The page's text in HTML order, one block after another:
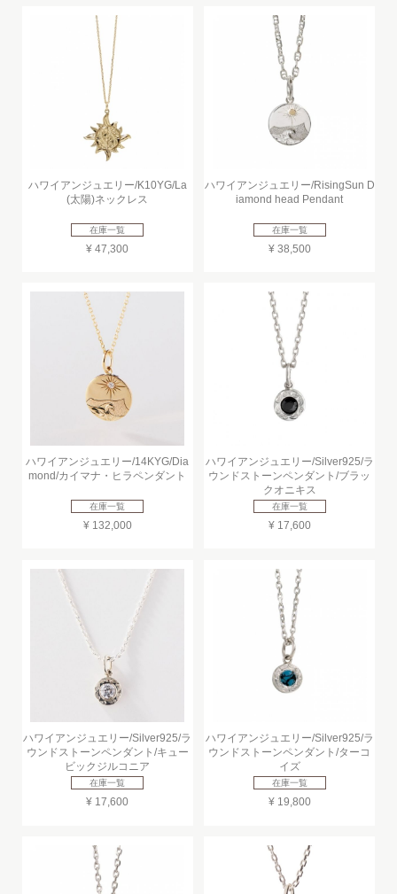
ハワイアンジュエリー/K10YG/La
(太陽)ネックレス
在庫一覧
¥ 47,300
ハワイアンジュエリー/RisingSun D
iamond head Pendant
在庫一覧
¥ 38,500
ハワイアンジュエリー/14KYG/Dia
mond/カイマナ・ヒラペンダント
在庫一覧
¥ 132,000
ハワイアンジュエリー/Silver925/ラ
ウンドストーンペンダント/ブラッ
クオニキス
在庫一覧
¥ 17,600
ハワイアンジュエリー/Silver925/ラ
ウンドストーンペンダント/キュー
ビックジルコニア
在庫一覧
¥ 17,600
ハワイアンジュエリー/Silver925/ラ
ウンドストーンペンダント/ターコ
イズ
在庫一覧
¥ 19,800